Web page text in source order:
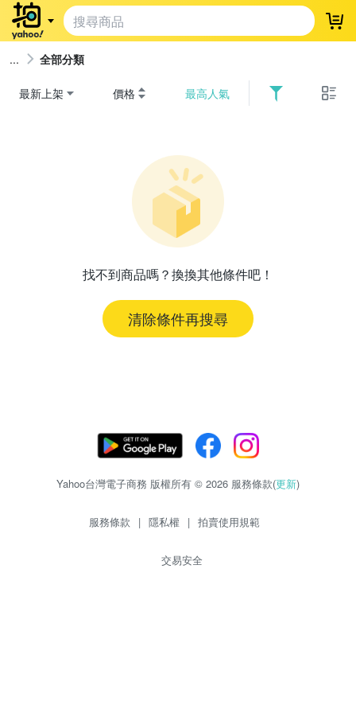
登
全部分類
最新上架 價格 最高人氣
找不到商品嗎？換換其他條件吧！
清除條件再搜尋
Yahoo台灣電子商務 版權所有 © 2026 服務條款(更新)
服務條款 | 隱私權 | 拍賣使用規範
交易安全